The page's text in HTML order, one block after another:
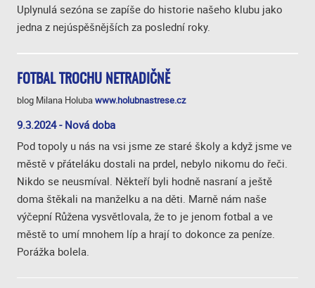
Uplynulá sezóna se zapíše do historie našeho klubu jako
jedna z nejúspěšnějších za poslední roky.
FOTBAL TROCHU NETRADIČNĚ
blog Milana Holubawww.holubnastrese.cz
9.3.2024 - Nová doba
Pod topoly u nás na vsi jsme ze staré školy a když jsme ve
městě v přáteláku dostali na prdel, nebylo nikomu do řeči.
Nikdo se neusmíval. Někteří byli hodně nasraní a ještě
doma štěkali na manželku a na děti. Marně nám naše
výčepní Růžena vysvětlovala, že to je jenom fotbal a ve
městě to umí mnohem líp a hrají to dokonce za peníze.
Porážka bolela.